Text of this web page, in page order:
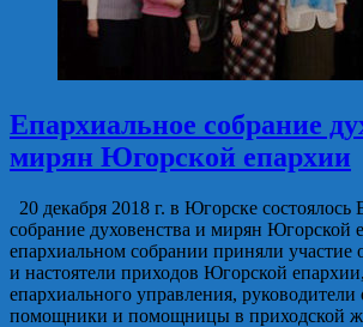
Епархиальное собрание
мирян Югорской епархии
20 декабря 2018 г. в Югорске состоялось
собрание духовенства и мирян Югорской
епархиальном собрании приняли
и настоятели приходов Югорской
епархиального управления,
помощники и помощницы в приходской